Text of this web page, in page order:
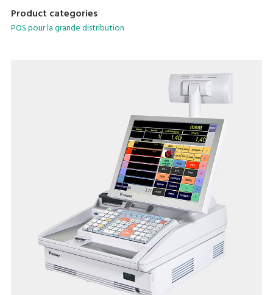
caisse d’environ 160% (mesure DIGI).
Product categories
POS pour la grande distribution